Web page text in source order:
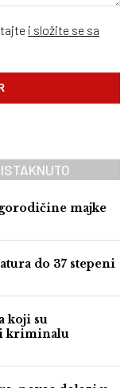
i složite se sa
ISTAKNUTO
majke
do 37 stepeni
koji su
kriminalu